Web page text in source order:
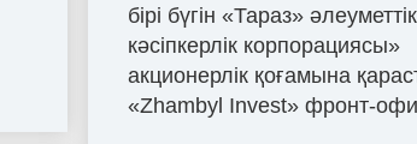
бірі бүгін «Тараз» әлеуметтік
кәсіпкерлік корпорациясы»
акционерлік қоғамына
«Zhambyl Invest» фронт-